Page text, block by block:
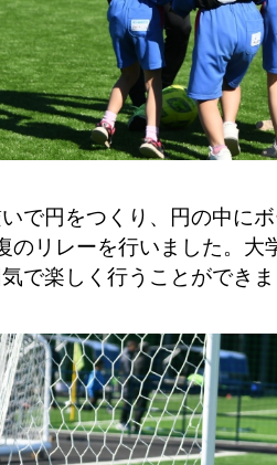
で円をつくり、円の中に
のリレーを行いました。大
気で楽しく行うことができ